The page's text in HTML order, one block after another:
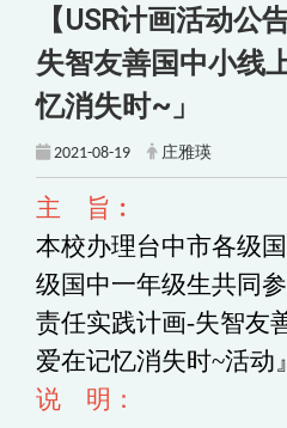
【USR计画活动公
失智友善国中小线
忆消失时~」
2021-08-19 庄雅瑛
主 旨︰
本校办理台中市各级
级国中一年级生共同
责任实践计画-失智友
爱在记忆消失时~活动
说 明：